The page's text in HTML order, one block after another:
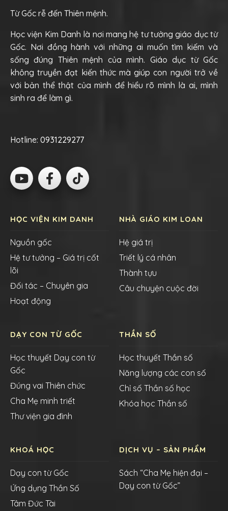
Từ Gốc rễ đến Thiên mệnh.
Học viện Kim Danh là nơi mang hệ tư tưởng giáo dục từ
Gốc. Nơi đồng hành với những ai muốn tìm kiếm và
sống đúng Thiên mệnh của mình. Giáo dục từ Gốc
không truyền đạt kiến thức mà giúp con người trở về
với bản thể thật của mình để hiểu rõ mình là ai, mình
sinh ra để làm gì.
Hotline: 0931229277
HỌC VIỆN KIM DANH
Nguồn gốc
Hệ tư tưởng – Giá trị cốt
lõi
Đối tác – Chuyên gia
Hoạt động
NHÀ GIÁO KIM LOAN
Hệ giá trị
Triết lý cá nhân
Thành tựu
Câu chuyện cuộc đời
DẠY CON TỪ GỐC
Học thuyết Dạy con từ
Gốc
Đúng vai Thiên chức
Cha Mẹ minh triết
Thư viện gia đình
THẦN SỐ
Học thuyết Thần số
Năng lượng các con số
Chỉ số Thần số học
Khóa học Thần số
KHOÁ HỌC
Dạy con từ Gốc
Ứng dụng Thần Số
Tâm Đức Tài
DỊCH VỤ – SẢN PHẨM
Sách “Cha Mẹ hiện đại –
Dạy con từ Gốc”